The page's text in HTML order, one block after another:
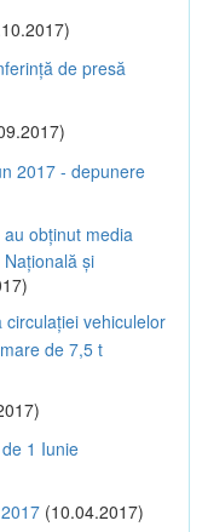
de presă
2017 - depunere
obținut media
și
vehiculelor
de 7,5 t
1 Iunie
(10.04.2017)